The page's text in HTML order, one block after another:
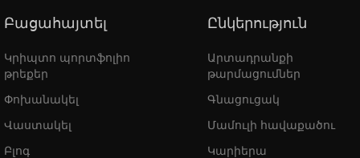
Բացահայտել
Կրիպտո պորտֆոլիո
թրեքեր
Փոխանակել
Վաստակել
Բլոգ
Ընկերություն
Արտադրանքի
թարմացումներ
Գնացուցակ
Մամուլի հավաքածու
Կարիերա